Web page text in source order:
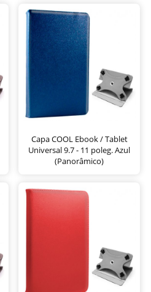
Capa COOL Ebook / Tablet
Universal 9.7 - 11 poleg. Azul
(Panorâmico)